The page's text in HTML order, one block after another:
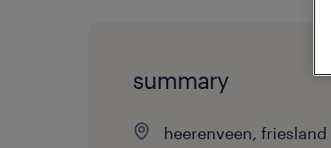
summary
heerenveen, friesland